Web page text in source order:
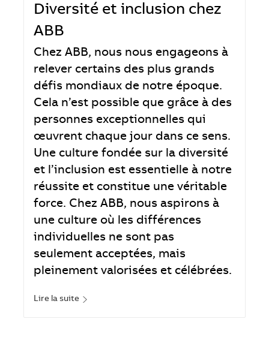
Diversité et inclusion chez
ABB
Chez ABB, nous nous engageons à
relever certains des plus grands
défis mondiaux de notre époque.
Cela n’est possible que grâce à des
personnes exceptionnelles qui
œuvrent chaque jour dans ce sens.
Une culture fondée sur la diversité
et l’inclusion est essentielle à notre
réussite et constitue une véritable
force. Chez ABB, nous aspirons à
une culture où les différences
individuelles ne sont pas
seulement acceptées, mais
pleinement valorisées et célébrées.
Lire la suite